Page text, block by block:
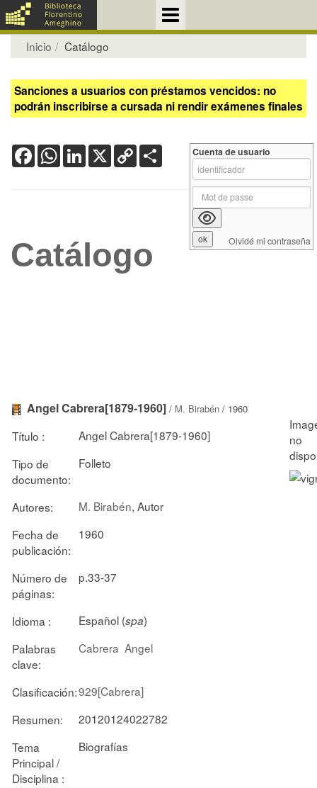
Inicio Catálogo
Sanciones a usuarios con préstamos vencidos: no
podrán inscribirse a cursada ni rendir exámenes finales
FacebookWhatsApp
LinkedIn
X Copy
Link
Catálogo
Angel Cabrera[1879-1960] / M. Birabén / 1960
Título :
Angel Cabrera[1879-1960]
Tipo de
documento:
Folleto
Autores: M. Birabén, Autor
Fecha de
publicación:
1960
Número de
páginas:
p.33-37
Idioma : Español (spa)
Palabras
clave:
Cabrera Angel
Clasificación:929[Cabrera]
Resumen:
20120124022782
Tema
Principal /
Disciplina :
Biografías
Cuenta de usuario
Olvidé mi contraseña